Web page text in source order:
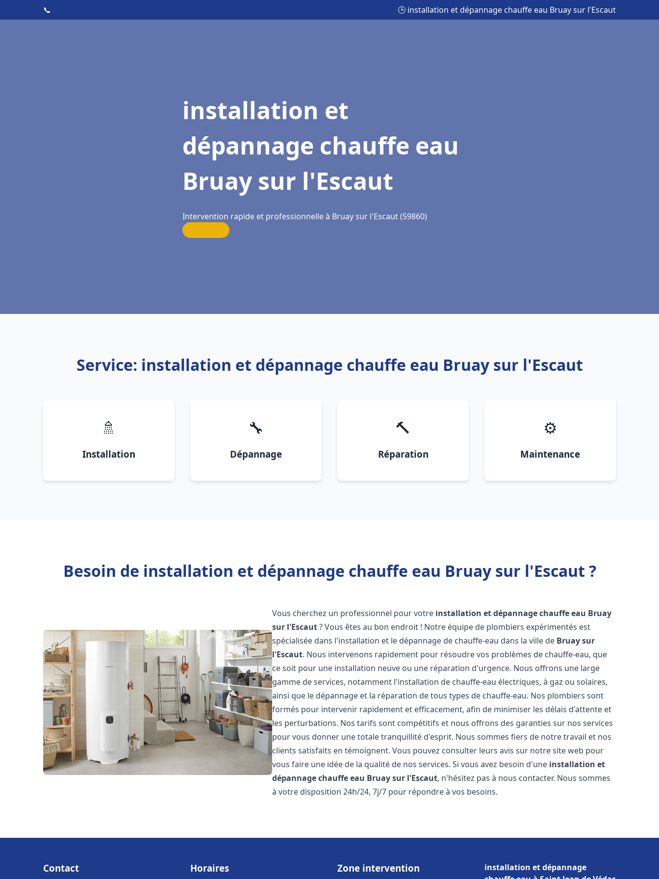
📞 🕒 installation et dépannage chauffe eau Bruay sur l'Escaut
installation et
dépannage chauffe eau
Bruay sur l'Escaut
Intervention rapide et professionnelle à Bruay sur l'Escaut (59860)
Service: installation et dépannage chauffe eau Bruay sur l'Escaut
🚿
Installation
🔧
Dépannage
🔨
Réparation
⚙️
Maintenance
Besoin de installation et dépannage chauffe eau Bruay sur l'Escaut ?
Vous cherchez un professionnel pour votre installation et dépannage chauffe eau Bruay
sur l'Escaut? Vous êtes au bon endroit ! Notre équipe de plombiers expérimentés est
spécialisée dans l'installation et le dépannage de chauffe-eau dans la ville de Bruay sur
l'Escaut. Nous intervenons rapidement pour résoudre vos problèmes de chauffe-eau, que
ce soit pour une installation neuve ou une réparation d'urgence. Nous offrons une large
gamme de services, notamment l'installation de chauffe-eau électriques, à gaz ou solaires,
ainsi que le dépannage et la réparation de tous types de chauffe-eau. Nos plombiers sont
formés pour intervenir rapidement et efficacement, afin de minimiser les délais d'attente et
les perturbations. Nos tarifs sont compétitifs et nous offrons des garanties sur nos services
pour vous donner une totale tranquillité d'esprit. Nous sommes fiers de notre travail et nos
clients satisfaits en témoignent. Vous pouvez consulter leurs avis sur notre site web pour
vous faire une idée de la qualité de nos services. Si vous avez besoin d'une installation et
dépannage chauffe eau Bruay sur l'Escaut, n'hésitez pas à nous contacter. Nous sommes
à votre disposition 24h/24, 7j/7 pour répondre à vos besoins.
Contact Horaires Zone intervention
installation et dépannage